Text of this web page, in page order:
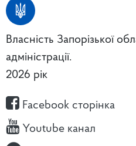
Власність Запорізької
адміністрації.
2026 рік
Facebook сторінка
Youtube канал